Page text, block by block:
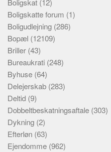
Boligskat (12)
Boligskatte forum (1)
Boligudlejning (286)
Bopæl (12109)
Briller (43)
Bureaukrati (248)
Byhuse (64)
Delejerskab (283)
Deltid (9)
Dobbeltbeskatningsaftale (303)
Dykning (2)
Efterløn (63)
Ejendomme (962)